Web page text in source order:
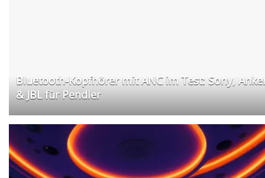
Bluetooth-Kopfhörer mit ANC im Test: Sony,
& JBL für Pendler